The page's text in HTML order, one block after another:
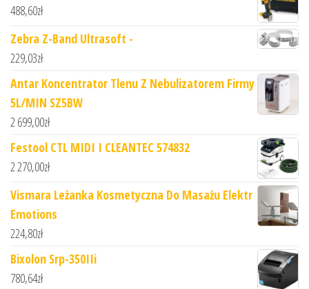
488,60zł
Zebra Z-Band Ultrasoft -
229,03zł
Antar Koncentrator Tlenu Z Nebulizatorem Firmy
5L/MIN SZ5BW
2 699,00zł
Festool CTL MIDI I CLEANTEC 574832
2 270,00zł
Vismara Leżanka Kosmetyczna Do Masażu Elektr
Emotions
224,80zł
Bixolon Srp-350IIi
780,64zł